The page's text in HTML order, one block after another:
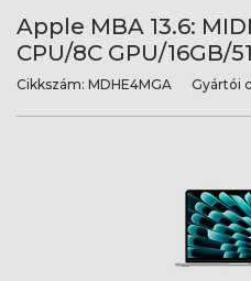
Apple MBA 13.6:
CPU/8C GPU/16GB/
Cikkszám: MDHE4MGA Gyártói